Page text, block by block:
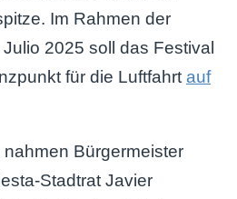
Im Rahmen der
2025 soll das Festival
für die Luftfahrt auf
Bürgermeister
Stadtrat Javier